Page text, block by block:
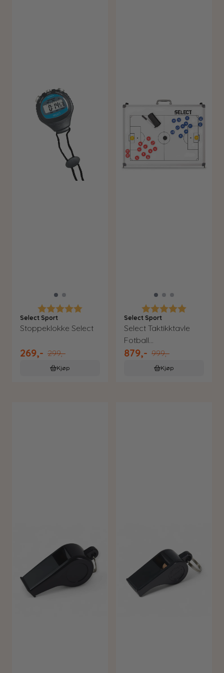
Karakter:
Select Sport
Stoppeklokke Select
269,- 299,-
Kjøp
Karakter:
Select Sport
Select Taktikktavle
Fotball
Sammenleggbar
879,- 999,-
Kjøp